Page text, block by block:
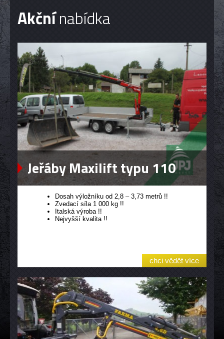
Akčnínabídka
Jeřáby Maxilift typu 110
Dosah výložníku od 2,8 – 3,73 metrů !!
Zvedací síla 1 000 kg !!
Italská výroba !!
Nejvyšší kvalita !!
chci vědět více